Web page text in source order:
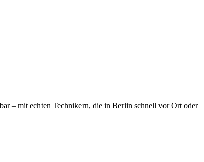
– mit echten Technikern, die in Berlin schnell vor Ort oder